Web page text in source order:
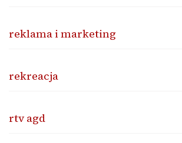
reklama i marketing
rekreacja
rtv agd